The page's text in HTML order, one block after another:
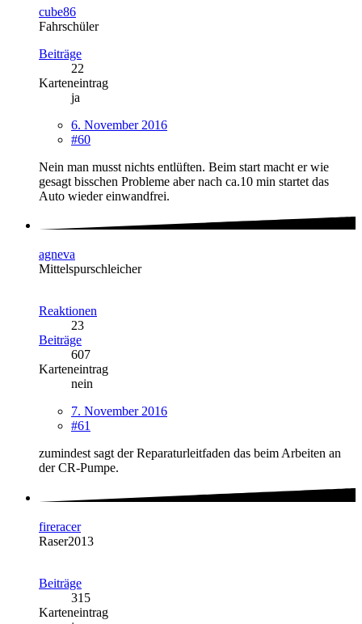
cube86
Fahrschüler
Beiträge
22
Karteneintrag
ja
6. November 2016
#60
Nein man musst nichts entlüften. Beim start macht er wie
gesagt bisschen Probleme aber nach ca.10 min startet das
Auto wieder einwandfrei.
agneva
Mittelspurschleicher
Reaktionen
23
Beiträge
607
Karteneintrag
nein
7. November 2016
#61
zumindest sagt der Reparaturleitfaden das beim Arbeiten an
der CR-Pumpe.
fireracer
Raser2013
Beiträge
315
Karteneintrag